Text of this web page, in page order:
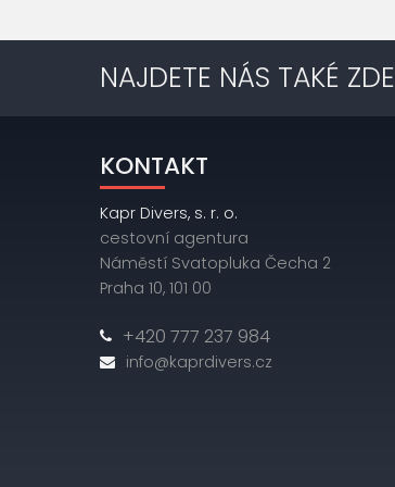
NAJDETE NÁS TAKÉ ZDE
KONTAKT
Kapr Divers, s. r. o.
cestovní agentura
Náměstí Svatopluka Čecha 2
Praha 10, 101 00
+420 777 237 984
info@kaprdivers.cz